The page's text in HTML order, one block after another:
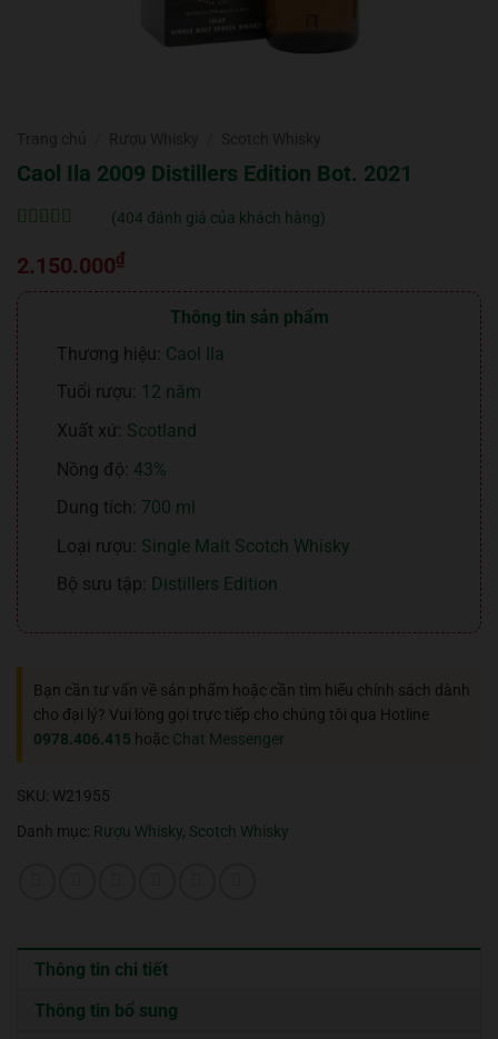
Caol Ila 2009 Distillers Edition Bot. 2021
trên đánh
giá
(404 đánh giá của khách hàng)
2.150.000₫
Thông tin sản phẩm
Thương hiệu: Caol Ila
Tuổi rượu: 12 năm
Xuất xứ: Scotland
Nồng độ: 43%
Dung tích: 700 ml
Loại rượu: Single Malt Scotch Whisky
Bộ sưu tập:
Distillers Edition
Bạn cần tư vấn về sản phẩm hoặc cần tìm hiểu chính sách dành
cho đại lý? Vui lòng gọi trực tiếp cho chúng tôi qua Hotline
0978.406.415 hoặc Chat Messenger
SKU: W21955
Danh mục: Rượu Whisky, Scotch Whisky
Thông tin chi tiết
Thông tin bổ sung